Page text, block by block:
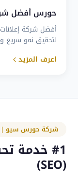
حورس أفضل
أفضل شركة
لتحقيق نمو سريع
اعرف المزيد
شركة حورس سيو | Horus Seo
#1 خدمة
(SEO)